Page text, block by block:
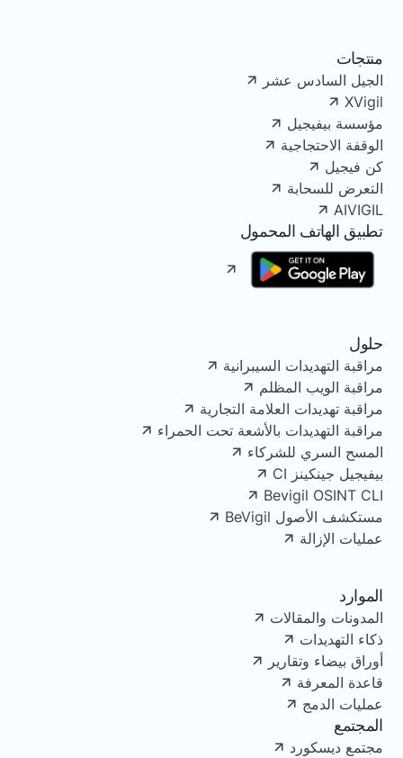
منتجات
الجيل السادس عشر
XVigil
مؤسسة بيفيجيل
الوقفة الاحتجاجية
كن فيجيل
التعرض للسحابة
AIVIGIL
تطبيق الهاتف المحمول
حلول
مراقبة التهديدات السيبرانية
مراقبة الويب المظلم
مراقبة تهديدات العلامة التجارية
مراقبة التهديدات بالأشعة تحت الحمراء
المسح السري للشركاء
بيفيجيل جينكينز CI
Bevigil OSINT CLI
مستكشف الأصول BeVigil
عمليات الإزالة
الموارد
المدونات والمقالات
ذكاء التهديدات
أوراق بيضاء وتقارير
قاعدة المعرفة
عمليات الدمج
المجتمع
مجتمع ديسكورد